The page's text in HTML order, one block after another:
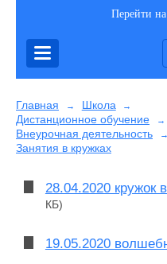
Перейти
Главная → Школа →
Дистанционное обучение →
Внеурочная деятельность →
Занятия в кружках
28.04.2020 кружок
КБ)
19.05.2020